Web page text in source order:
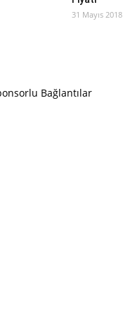
31 Mayıs 2018
Bağlantılar